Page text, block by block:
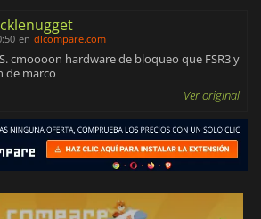
en dlcompare.com
cmoooon hardware de bloqueo que FSR3 y
de marco
Ver original